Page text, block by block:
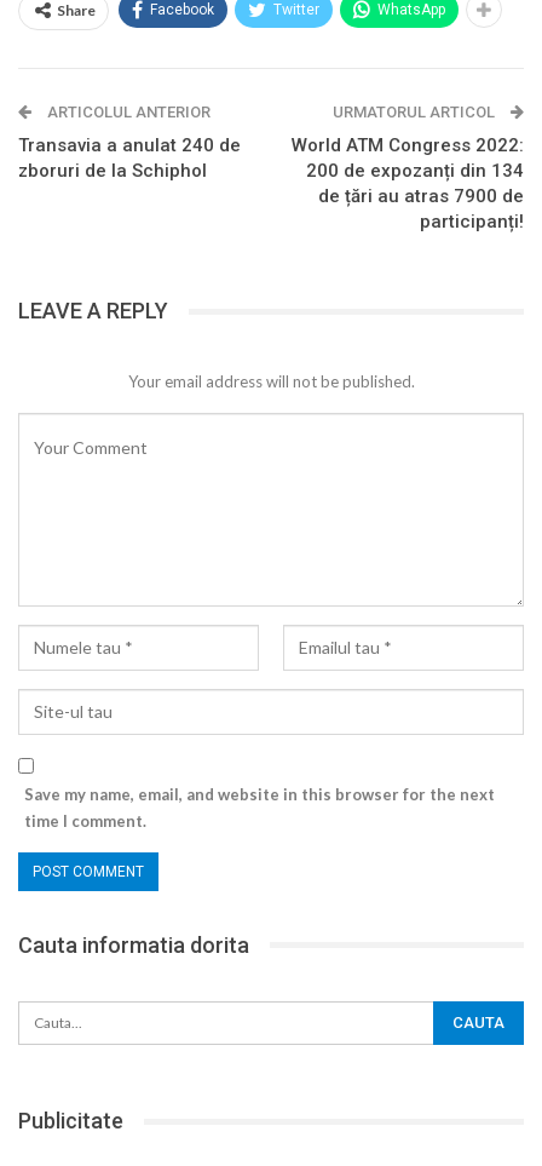
Share Facebook Twitter WhatsApp
ARTICOLUL ANTERIOR
Transavia a anulat 240 de
zboruri de la Schiphol
URMATORUL ARTICOL
World ATM Congress 2022:
200 de expozanți din 134
de țări au atras 7900 de
participanți!
LEAVE A REPLY
Your email address will not be published.
Save my name, email, and website in this browser for the next
time I comment.
Cauta informatia dorita
Publicitate